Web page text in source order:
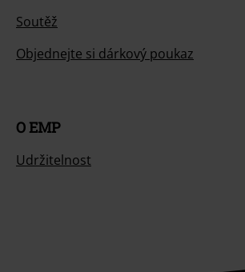
Soutěž
Objednejte si dárkový poukaz
O EMP
Udržitelnost